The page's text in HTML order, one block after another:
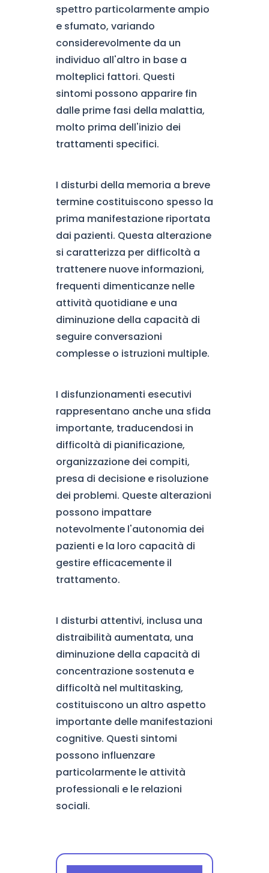
spettro particolarmente ampio
e sfumato, variando
considerevolmente da un
individuo all'altro in base a
molteplici fattori. Questi
sintomi possono apparire fin
dalle prime fasi della malattia,
molto prima dell'inizio dei
trattamenti specifici.
I disturbi della memoria a breve
termine costituiscono spesso la
prima manifestazione riportata
dai pazienti. Questa alterazione
si caratterizza per difficoltà a
trattenere nuove informazioni,
frequenti dimenticanze nelle
attività quotidiane e una
diminuzione della capacità di
seguire conversazioni
complesse o istruzioni multiple.
I disfunzionamenti esecutivi
rappresentano anche una sfida
importante, traducendosi in
difficoltà di pianificazione,
organizzazione dei compiti,
presa di decisione e risoluzione
dei problemi. Queste alterazioni
possono impattare
notevolmente l'autonomia dei
pazienti e la loro capacità di
gestire efficacemente il
trattamento.
I disturbi attentivi, inclusa una
distraibilità aumentata, una
diminuzione della capacità di
concentrazione sostenuta e
difficoltà nel multitasking,
costituiscono un altro aspetto
importante delle manifestazioni
cognitive. Questi sintomi
possono influenzare
particolarmente le attività
professionali e le relazioni
sociali.